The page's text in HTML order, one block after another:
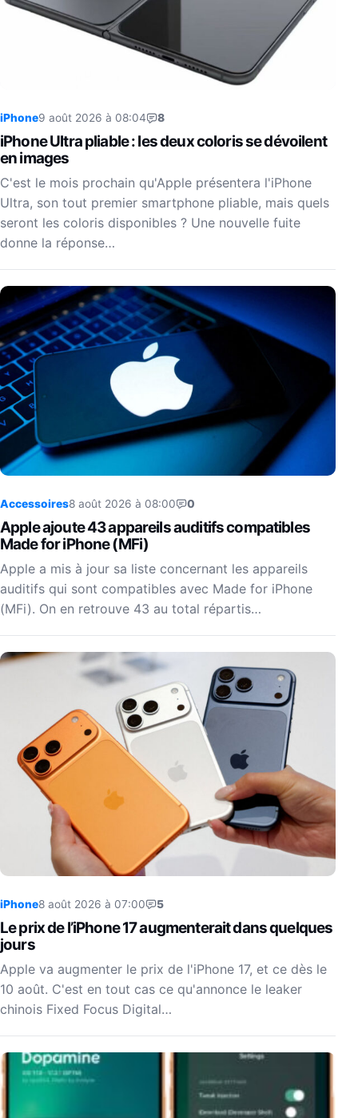
iPhone9 août 2026 à 08:04 8
iPhone Ultra pliable : les deux coloris se dévoilent
en images
C'est le mois prochain qu'Apple présentera l'iPhone
Ultra, son tout premier smartphone pliable, mais quels
seront les coloris disponibles ? Une nouvelle fuite
donne la réponse…
Accessoires8 août 2026 à 08:00 0
Apple ajoute 43 appareils auditifs compatibles
Made for iPhone (MFi)
Apple a mis à jour sa liste concernant les appareils
auditifs qui sont compatibles avec Made for iPhone
(MFi). On en retrouve 43 au total répartis…
iPhone8 août 2026 à 07:00 5
Le prix de l’iPhone 17 augmenterait dans quelques
jours
Apple va augmenter le prix de l'iPhone 17, et ce dès le
10 août. C'est en tout cas ce qu'annonce le leaker
chinois Fixed Focus Digital…